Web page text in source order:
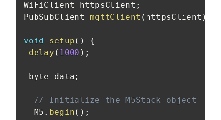
WiFiClient httpsClient ;
PubSubClient mqttClient ( httpsClient )
void setup ( )
{
delay ( 1000 ) ;
byte data ;
// Initialize the M5Stack object
  M5
. begin ( ) ;